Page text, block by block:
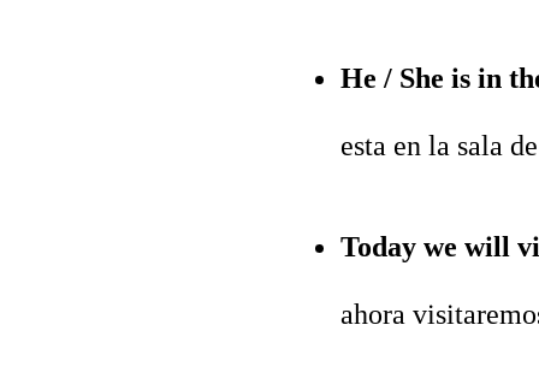
He / She is in
esta en la sala
Today we will
ahora